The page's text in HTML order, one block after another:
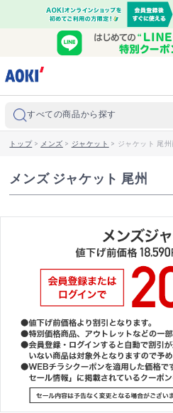
すべての商品から探す
トップ> メンズ > ジャケット > ジャケット 尾
メンズ ジャケット 尾州